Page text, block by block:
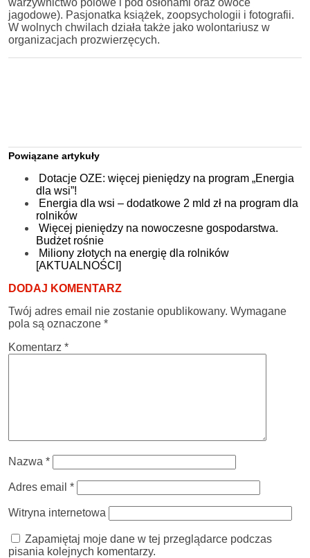
warzywnictwo polowe i pod osłonami oraz owoce
jagodowe). Pasjonatka książek, zoopsychologii i fotografii.
W wolnych chwilach działa także jako wolontariusz w
organizacjach prozwierzęcych.
Powiązane artykuły
Dotacje OZE: więcej pieniędzy na program „Energia
dla wsi”!
Energia dla wsi – dodatkowe 2 mld zł na program dla
rolników
Więcej pieniędzy na nowoczesne gospodarstwa.
Budżet rośnie
Miliony złotych na energię dla rolników
[AKTUALNOŚCI]
DODAJ KOMENTARZ
Twój adres email nie zostanie opublikowany. Wymagane
pola są oznaczone *
Komentarz *
Nazwa *
Adres email *
Witryna internetowa
Zapamiętaj moje dane w tej przeglądarce podczas
pisania kolejnych komentarzy.